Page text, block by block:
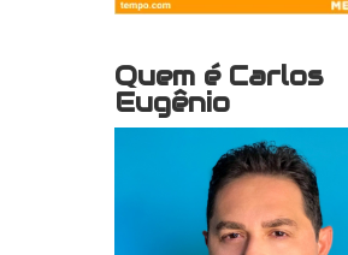
Quem é Carlos
Eugênio